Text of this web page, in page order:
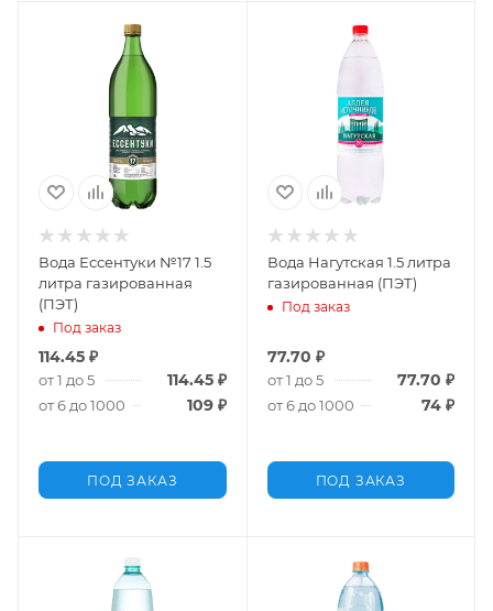
Вода Ессентуки №17 1.5
литра газированная
(ПЭТ)
Под заказ
114.45 ₽
от 1 до 5 114.45₽
от 6 до 1000 109₽
ПОД ЗАКАЗ
Вода Нагутская 1.5 литра
газированная (ПЭТ)
Под заказ
77.70 ₽
от 1 до 5 77.70 ₽
от 6 до 1000 74 ₽
ПОД ЗАКАЗ